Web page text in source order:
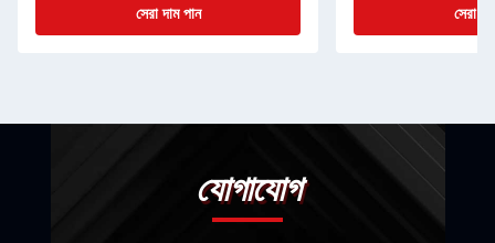
সেরা দাম পান সেরা
যোগাযোগ